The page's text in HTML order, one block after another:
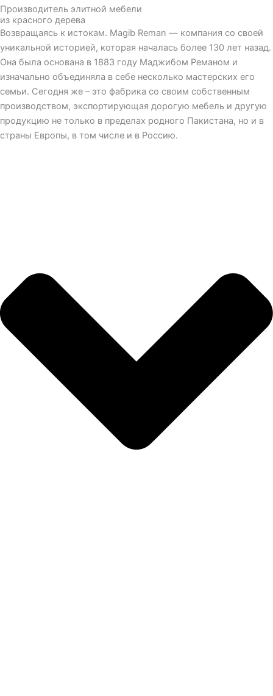
Производитель элитной мебели
из красного дерева
Возвращаясь к истокам. Magib Reman — компания со своей
уникальной историей, которая началась более 130 лет назад.
Она была основана в 1883 году Маджибом Реманом и
изначально объединяла в себе несколько мастерских его
семьи. Сегодня же – это фабрика со своим собственным
производством, экспортирующая дорогую мебель и другую
продукцию не только в пределах родного Пакистана, но и в
страны Европы, в том числе и в Россию.